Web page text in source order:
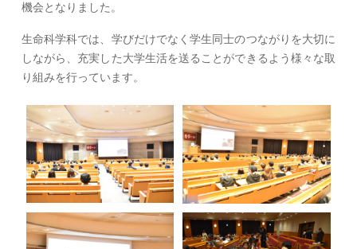
機会となりました。
生命科学科では、学びだけでなく学生同士のつながりを大切に
しながら、充実した大学生活を送ることができるよう様々な取
り組みを行っています。